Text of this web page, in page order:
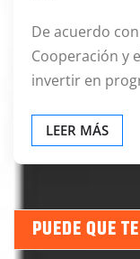
De acuerdo
Cooperación y
invertir en
LEER MÁS
PUEDE QUE